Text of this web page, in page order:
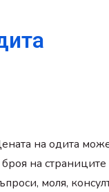
на одита
на
моля,